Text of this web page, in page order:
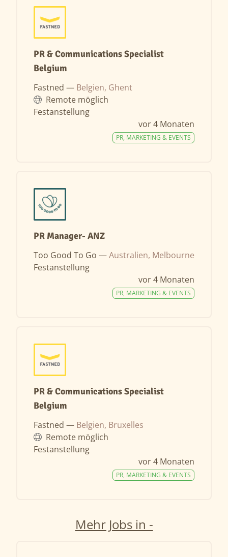
PR & Communications Specialist
Belgium
Fastned — Belgien, Ghent
Remote möglich
Festanstellung
vor 4 Monaten
PR, MARKETING & EVENTS
PR Manager- ANZ
Too Good To Go —Australien, Melbourne
Festanstellung
vor 4 Monaten
PR, MARKETING & EVENTS
PR & Communications Specialist
Belgium
Fastned — Belgien, Bruxelles
Remote möglich
Festanstellung
vor 4 Monaten
PR, MARKETING & EVENTS
Mehr Jobs in -